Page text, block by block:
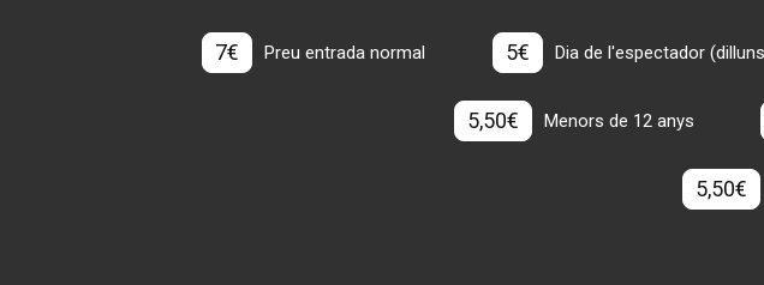
7€ Preu entrada normal 5€ Dia de l'espectador
5,50€ Menors de 12 anys
5,50€